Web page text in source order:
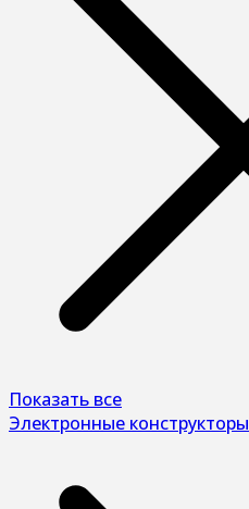
Показать все
Электронные конструкторы